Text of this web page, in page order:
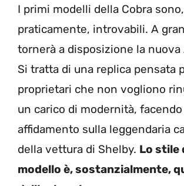
I primi modelli della Cobra sono,
praticamente, introvabili. A
tornerà a disposizione la nuova
Si tratta di una replica pensata
proprietari che non vogliono
un carico di modernità, facendo
affidamento sulla leggendaria
della vettura di Shelby. Lo stile
modello è, sostanzialmente,